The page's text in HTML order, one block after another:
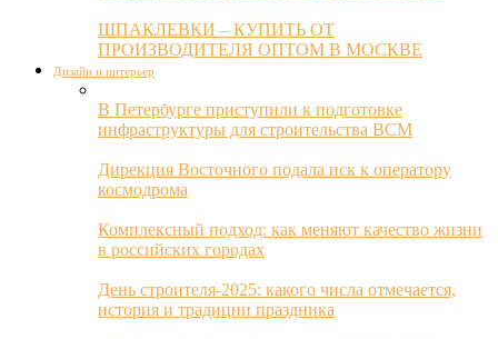
ШПАКЛЕВКИ – КУПИТЬ ОТ
ПРОИЗВОДИТЕЛЯ ОПТОМ В МОСКВЕ
Дизайн и интерьер
В Петербурге приступили к подготовке
инфраструктуры для строительства ВСМ
Дирекция Восточного подала иск к оператору
космодрома
Комплексный подход: как меняют качество жизни
в российских городах
День строителя-2025: какого числа отмечается,
история и традиции праздника